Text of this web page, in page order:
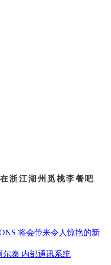
江湖州觅桃李餐吧
将会带来令人惊艳的新
尔泰 内部通讯系统